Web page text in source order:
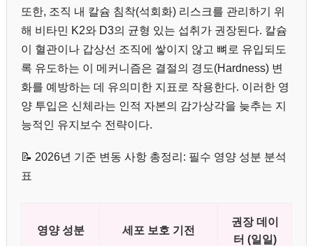
또한, 조직 내 칼슘 침착(석회화) 리스크를 관리하기 위
해 비타민 K2와 D3의 균형 있는 섭취가 권장된다. 칼슘
이 혈관이나 갑상선 조직에 쌓이지 않고 뼈로 유입되도
록 유도하는 이 메커니즘은 결절의 경도(Hardness) 변
화를 예방하는 데 유의미한 지표로 작용한다. 이러한 영
양 투입은 신체라는 인적 자본의 감가상각을 늦추는 지
능적인 유지보수 전략이다.
📝 2026년 기준 변동 사항 총정리: 필수 영양 성분 분석
표
영양 성분 세포 보호 기전
권장 데이
터 (일일)